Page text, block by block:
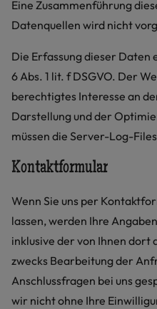
Eine Zusammenführung
Datenquellen wird nicht
Die Erfassung dieser
6 Abs. 1 lit. f DSGVO. Der
berechtigtes Interesse an
Darstellung und der
müssen die Server-Log-
Kontaktformular
Wenn Sie uns per
lassen, werden Ihre
inklusive der von Ihnen
zwecks Bearbeitung der
Anschlussfragen bei uns
wir nicht ohne Ihre